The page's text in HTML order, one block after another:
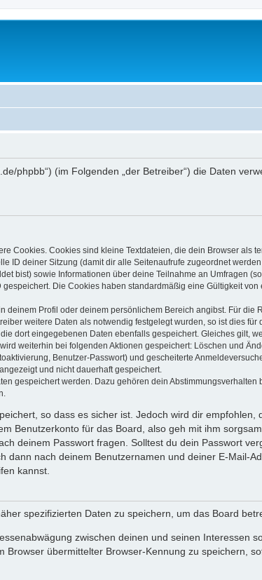
phpbb“) (im Folgenden „der Betreiber“) die Daten
Cookies. Cookies sind kleine Textdateien, die dein Browser als
ID deiner Sitzung (damit dir alle Seitenaufrufe zugeordnet
bist) sowie Informationen über deine Teilnahme an Umfragen
Die Cookies haben standardmäßig eine Gültigkeit
Profil oder deinem persönlichem Bereich angibst. Für
weitere Daten als notwendig festgelegt wurden, so ist dies
dort eingegebenen Daten ebenfalls gespeichert. Gleiches gilt,
weiterhin bei folgenden Aktionen gespeichert: Löschen und
Benutzer-Passwort) und gescheiterte
und nicht dauerhaft gespeichert.
gespeichert werden. Dazu gehören dein
so dass es sicher ist. Jedoch wird dir empfohlen,
Benutzerkonto für das Board, also geh mit ihm
deinem Passwort fragen. Solltest du dein Passwort
dann nach deinem Benutzernamen und deiner E-Mail-
kannst.
spezifizierten Daten zu speichern, um das Board
zwischen deinen und seinen Interessen
übermittelter Browser-Kennung zu speichern,